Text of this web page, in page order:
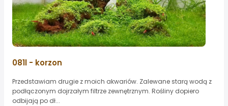
081l - korzon
Przedstawiam drugie z moich akwariów. Zalewane starą wodą z
podłączonym dojrzałym filtrze zewnętrznym. Rośliny dopiero
odbijają po dł...